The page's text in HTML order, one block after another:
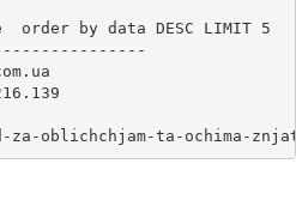
order by data DESC LIMIT 5